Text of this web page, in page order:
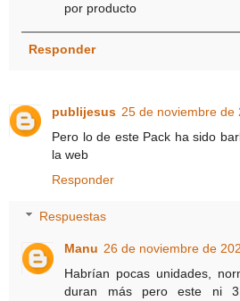
por producto
Responder
publijesus 25 de noviembre de
Pero lo de este Pack ha sido
la web
Responder
Respuestas
Manu 26 de noviembre de
Habrían pocas unidades,
duran más pero este ni